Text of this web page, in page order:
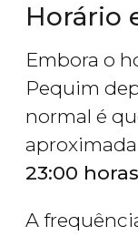
Horário
Embora o
Pequim
normal é
23:00 horas
A